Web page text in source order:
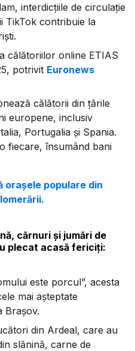
interdicțiile de circulație
TikTok contribuie la
călătoriilor online ETIAS
potrivit Euronews
călătorii din țările
europene, inclusiv
Portugalia și Spania.
fiecare, însumând bani
orașele populare din
cărnuri și jumări de
plecat acasă fericiți:
este porcul”, acesta
mai așteptate
Brașov.
din Ardeal, care au
slănină, carne de